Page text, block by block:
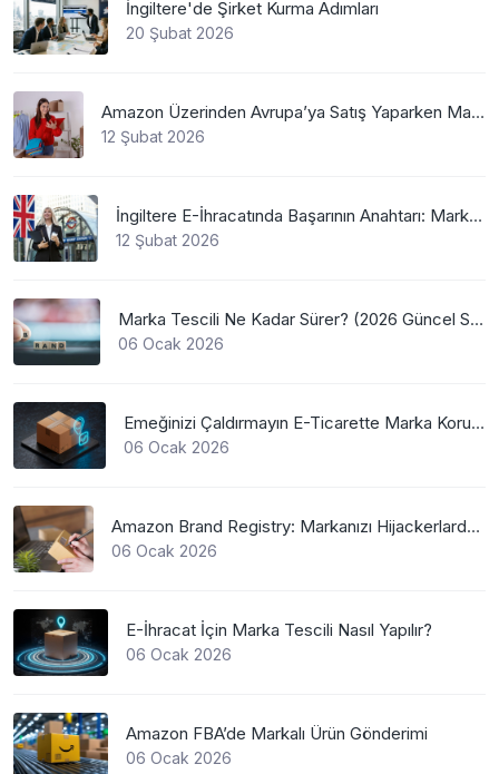
İngiltere'de Şirket Kurma Adımları
20 Şubat 2026
Amazon Üzerinden Avrupa’ya Satış Yaparken Marka Tescilinin Önemi
12 Şubat 2026
İngiltere E-İhracatında Başarının Anahtarı: Marka Tescili
12 Şubat 2026
Marka Tescili Ne Kadar Sürer? (2026 Güncel Süreler)
06 Ocak 2026
Emeğinizi Çaldırmayın E-Ticarette Marka Koruma
06 Ocak 2026
Amazon Brand Registry: Markanızı Hijackerlardan Koruyun
06 Ocak 2026
E-İhracat İçin Marka Tescili Nasıl Yapılır?
06 Ocak 2026
Amazon FBA’de Markalı Ürün Gönderimi
06 Ocak 2026